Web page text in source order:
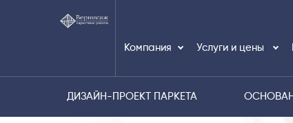
Компания Услуги и цены
ДИЗАЙН-ПРОЕКТ ПАРКЕТА